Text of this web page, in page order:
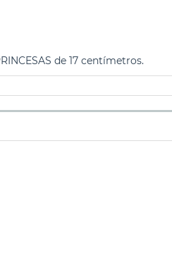
de 17 centímetros.